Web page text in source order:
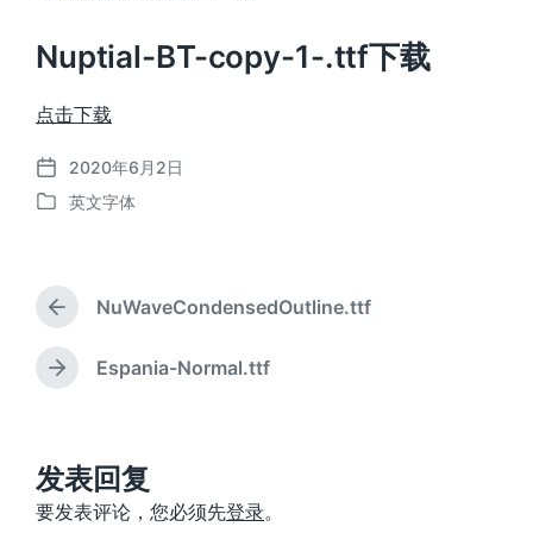
Nuptial-BT-copy-1-.ttf下载
点击下载
发
布
2020年6月2日
发
英文字体
上
篇
文
章
NuWaveCondensedOutline.ttf
下
：
Espania-Normal.ttf
发表回复
要发表评论，您必须先登录。